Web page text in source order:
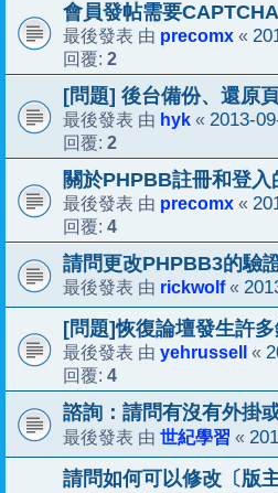
會員發帖需要
最後發表 由 precomx «
回覆: 2
[問題] 後台備份、還原
最後發表 由 hyk « 2013-
回覆: 2
關於PHPBB註冊和登入
最後發表 由 precomx «
回覆: 4
請問更改PHPBB3的驗
最後發表 由 rickwolf«
[問題]恢復論壇發生許
最後發表 由 yehrussell «
回覆: 4
諮詢：請問有沒有外掛
最後發表 由 世紀學習 «
請問如何可以修改〔版